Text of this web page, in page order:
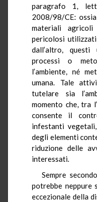
paragrafo 1,
2008/98/CE:
materiali
pericolosi
dall’altro,
processi o
l’ambiente, né
umana. Tale
tutelare sia
momento che, tra
consente il
infestanti
degli elementi
riduzione delle
interessati.
Sempre
potrebbe neppure
eccezionale della